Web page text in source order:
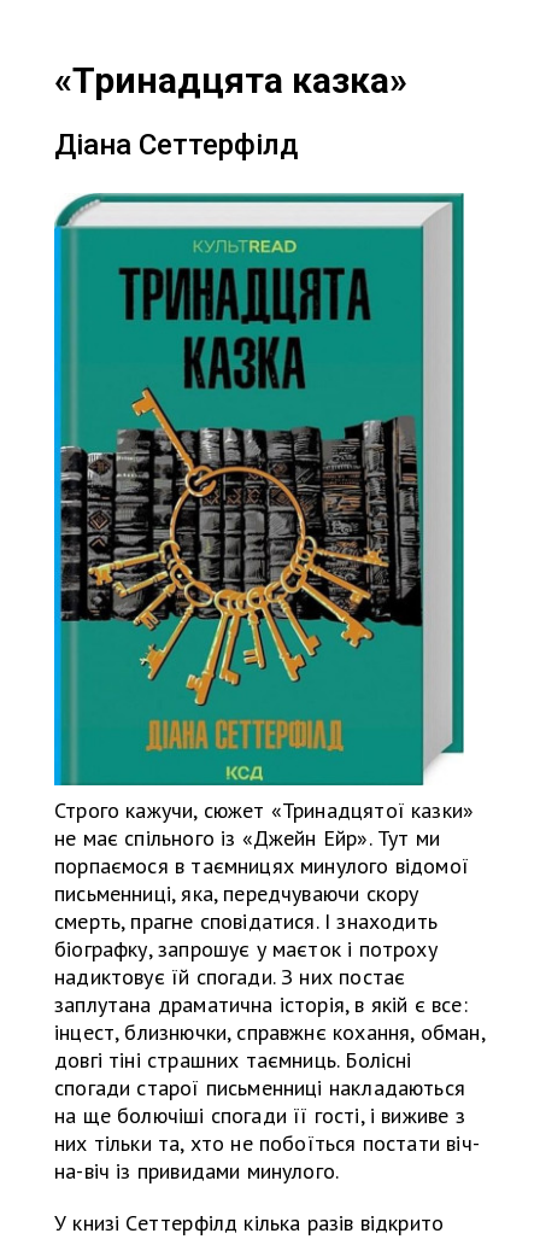
«Тринадцята казка»
Діана Сеттерфілд
Строго кажучи, сюжет «Тринадцятої казки»
не має спільного із «Джейн Ейр». Тут ми
порпаємося в таємницях минулого відомої
письменниці, яка, передчуваючи скору
смерть, прагне сповідатися. І знаходить
біографку, запрошує у маєток і потроху
надиктовує їй спогади. З них постає
заплутана драматична історія, в якій є все:
інцест, близнючки, справжнє кохання, обман,
довгі тіні страшних таємниць. Болісні
спогади старої письменниці накладаються
на ще болючіші спогади її гості, і виживе з
них тільки та, хто не побоїться постати віч-
на-віч із привидами минулого.
У книзі Сеттерфілд кілька разів відкрито